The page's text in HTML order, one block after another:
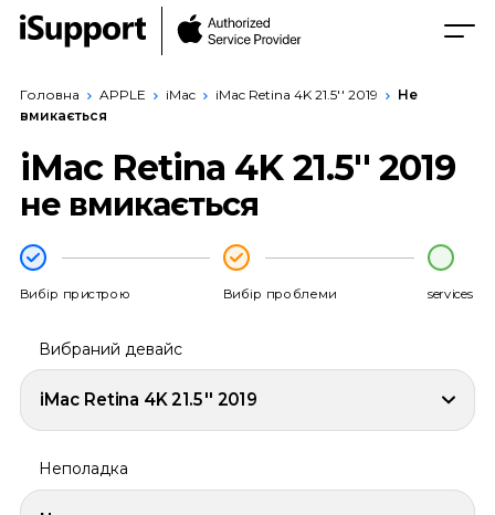
Головна APPLE iMac iMac Retina 4K 21.5'' 2019
Не
вмикається
iMac Retina 4K 21.5'' 2019
не вмикається
Вибір пристрою Вибір проблеми services
Вибраний девайс
iMac Retina 4K 21.5'' 2019
Неполадка